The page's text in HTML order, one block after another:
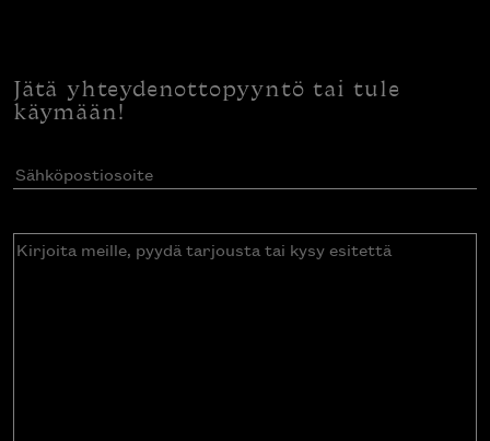
Jätä yhteydenottopyyntö tai tule
käymään!
Sähköpostiosoite(Pakollinen)
Kirjoita